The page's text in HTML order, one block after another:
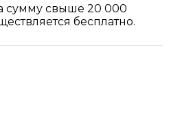
сумму свыше 20 000
бесплатно.